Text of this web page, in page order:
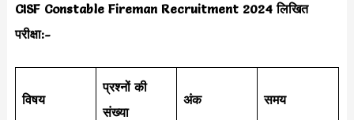
CISF Constable Fireman Recruitment 2024 लिखित
परीक्षा:-
विषय
प्रश्नों की
संख्या
अंक समय